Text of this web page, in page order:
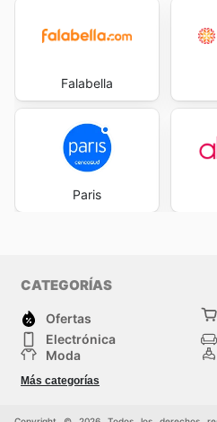
Falabella
Paris
CATEGORÍAS
Ofertas
Electrónica
Moda
Deporte
Más categorías